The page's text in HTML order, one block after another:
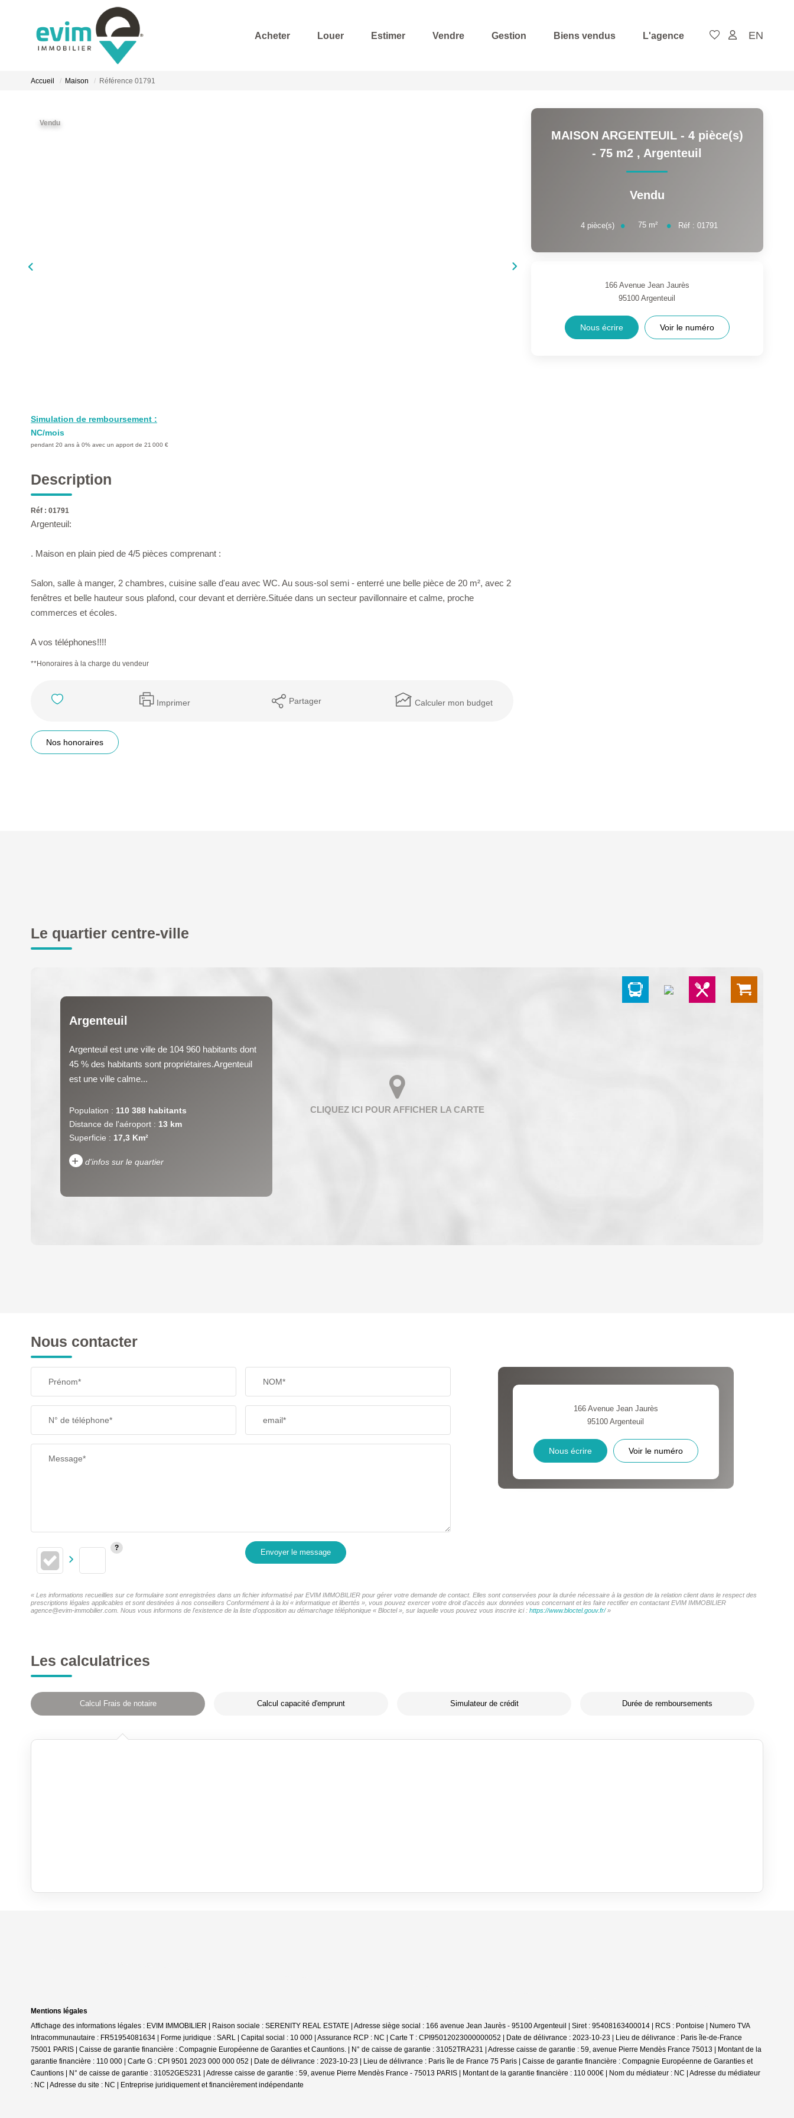
Acheter Louer Estimer Vendre Gestion Biens vendus L'agence EN
Accueil Maison Référence 01791
Vendu
Simulation de remboursement :
NC/mois
pendant 20 ans à 0% avec un apport de 21 000 €
Description
Réf : 01791
Argenteuil:
. Maison en plain pied de 4/5 pièces comprenant :
Salon, salle à manger, 2 chambres, cuisine salle d'eau avec WC. Au sous-sol semi - enterré une belle pièce de 20 m², avec 2
fenêtres et belle hauteur sous plafond, cour devant et derrière.Située dans un secteur pavillonnaire et calme, proche
commerces et écoles.
A vos téléphones!!!!
**Honoraires à la charge du vendeur
Imprimer Partager Calculer mon budget
Nos honoraires
MAISON ARGENTEUIL - 4 pièce(s)
- 75 m2 , Argenteuil
Vendu
4 pièce(s) 75 m² Réf :01791
166 Avenue Jean Jaurès
95100Argenteuil
Nous écrire Voir le numéro
Le quartier centre-ville
Argenteuil
Argenteuil est une ville de 104 960 habitants dont
45 % des habitants sont propriétaires.Argenteuil
est une ville calme...
Population : 110 388 habitants
Distance de l'aéroport : 13 km
Superficie : 17,3 Km²
+ d'infos sur le quartier
TAXE FONCIÈRE
SUPERFICIE :
RESTAURANTS ET CAFÉS COMMERCES
Nous contacter
Prénom* NOM*
N° de téléphone* email*
Message*
Envoyer le message
166 Avenue Jean Jaurès
95100Argenteuil
Nous écrire Voir le numéro
« Les informations recueillies sur ce formulaire sont enregistrées dans un fichier informatisé par EVIM IMMOBILIER pour gérer votre demande de contact. Elles sont conservées pour la durée nécessaire à la gestion de la relation client dans le respect des
prescriptions légales applicables et sont destinées à nos conseillers Conformément à la loi « informatique et libertés », vous pouvez exercer votre droit d'accès aux données vous concernant et les faire rectifier en contactant EVIM IMMOBILIER
agence@evim-immobilier.com. Nous vous informons de l'existence de la liste d'opposition au démarchage téléphonique « Bloctel », sur laquelle vous pouvez vous inscrire ici : https://www.bloctel.gouv.fr/»
Les calculatrices
Calcul Frais de notaire Calcul capacité d'emprunt Simulateur de crédit Durée de remboursements
Mentions légales
Affichage des informations légales : EVIM IMMOBILIER | Raison sociale : SERENITY REAL ESTATE | Adresse siège social : 166 avenue Jean Jaurès - 95100 Argenteuil | Siret : 95408163400014 | RCS : Pontoise | Numero TVA
Intracommunautaire : FR51954081634 | Forme juridique : SARL | Capital social : 10 000 | Assurance RCP : NC | Carte T : CPI95012023000000052 | Date de délivrance : 2023-10-23 | Lieu de délivrance : Paris île-de-France
75001 PARIS | Caisse de garantie financière : Compagnie Européenne de Garanties et Cauntions. | N° de caisse de garantie : 31052TRA231 | Adresse caisse de garantie : 59, avenue Pierre Mendès France 75013 | Montant de la
garantie financière : 110 000 | Carte G : CPI 9501 2023 000 000 052 | Date de délivrance : 2023-10-23 | Lieu de délivrance : Paris île de France 75 Paris | Caisse de garantie financière : Compagnie Européenne de Garanties et
Cauntions | N° de caisse de garantie : 31052GES231 | Adresse caisse de garantie : 59, avenue Pierre Mendès France - 75013 PARIS | Montant de la garantie financière : 110 000€ | Nom du médiateur : NC | Adresse du médiateur
: NC | Adresse du site : NC |
Entreprise juridiquement et financièrement indépendante